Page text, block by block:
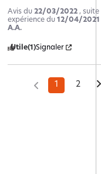
Avis du 22/03/2022 , suite
expérience du 12/04/2021
A.A.
Utile(1)Signaler
1 2